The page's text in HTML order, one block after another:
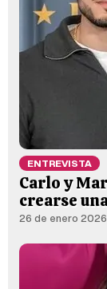
ENTREVISTA
Carlo y
crearse
26 de enero 2026